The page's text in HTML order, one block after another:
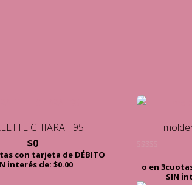
CHIARA T95
$0
con tarjeta de DÉBITO
interés de: $0.00
de 5
o en
SIN